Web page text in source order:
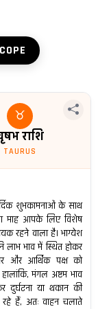
♉
राशि
TAURUS
शुभकामनाओं के साथ
माह आपके लिए विशेष
रहने वाला है। भाग्येश
लाभ भाव में स्थित होकर
और आर्थिक पक्ष को
मंगल अष्टम भाव
दुर्घटना या थकान की
रहे हैं, अतः वाहन चलाते